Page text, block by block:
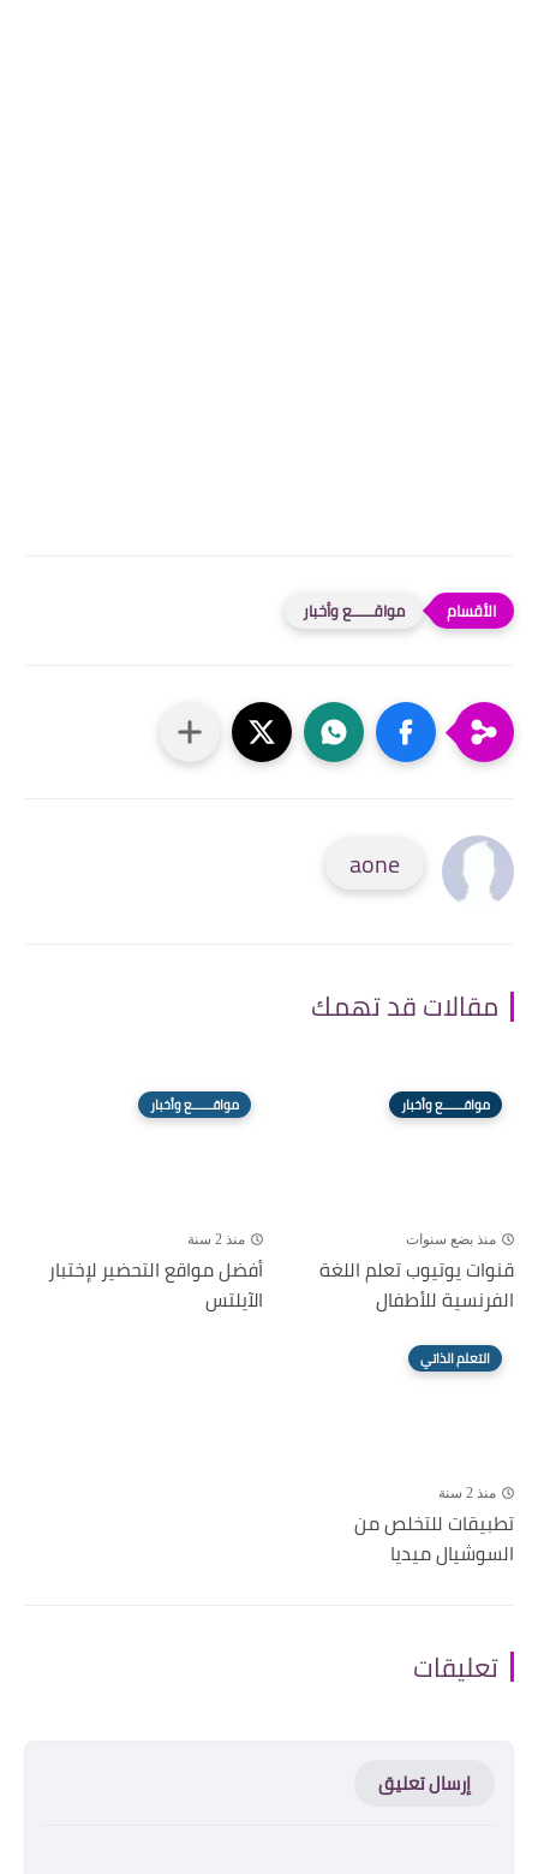
مواقــــــع وأخبار
aone
مقالات قد تهمك
مواقــــــع وأخبار
منذ بضع سنوات
قنوات يوتيوب تعلم اللغة
الفرنسية للأطفال
مواقــــــع وأخبار
منذ 2 سنة
أفضل مواقع التحضير لإختبار
الآيلتس
التعلم الذاتي
منذ 2 سنة
تطبيقات للتخلص من
السوشيال ميديا
تعليقات
إرسال تعليق